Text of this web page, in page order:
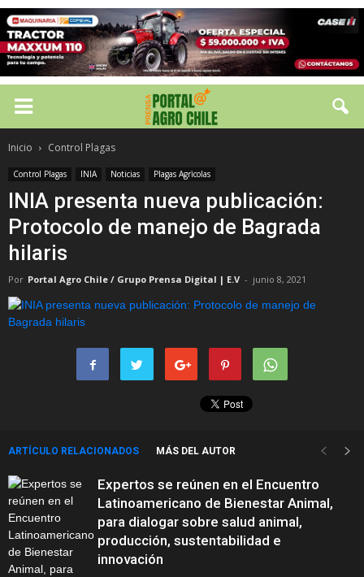
Inicio Control Plagas
Control Plagas INIA Noticias Plagas Agrìcolas
INIA presenta nueva publicación:
Protocolo de manejo de Bagrada
hilaris
Por Portal Agro Chile / Grupo Prensa Digital | E.V - junio 8, 2021
ARTÍCULO RELACIONADOS MÁS DEL AUTOR
Expertos se reúnen en el Encuentro
Latinoamericano de Bienestar Animal,
para dialogar sobre salud animal,
producción, sustentabilidad e
innovación